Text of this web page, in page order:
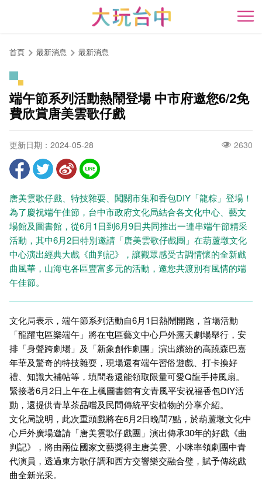
開
首頁 最新消息 最新消息
端午節系列活​動熱鬧登場 中市府邀您6/2免
費欣賞唐美雲歌仔戲
更新日期：2024-05-28 2630
唐美雲歌仔戲、特技雜耍、闖關市集和香包DIY「龍粽」登場！
為了慶祝端午佳節，台中市政府文化局結合各文化中心、藝文
場館及圖書館，從6月1日到6月9日共同推出一連串端午節精采
活動，其中6月2日特別邀請「唐美雲歌仔戲團」在葫蘆墩文化
中心演出經典大戲《曲判記》，讓觀眾感受古調情懷的全新戲
曲風華，山海屯各區豐富多元的活動，邀您共渡別有風情的端
午佳節。
文化局表示，端午節系列活動自6月1日熱鬧開跑，首場活動
「龍躍屯區樂端午」將在屯區藝文中心戶外露天劇場舉行，安
排「身聲跨劇場」及「新象創作劇團」演出繽紛的高蹺森巴嘉
年華及驚奇的特技雜耍，現場還有端午習俗遊戲、打卡換好
禮、知識大補帖等，填問卷還能領取限量可愛Q龍手持風扇。
緊接著6月2日上午在上楓圖書館有文青風平安祝福香包DIY活
動，還提供青草茶品嚐及民間傳統平安植物的分享介紹。
文化局說明，此次重頭戲將在6月2日晚間7點，於葫蘆墩文化中
心戶外廣場邀請「唐美雲歌仔戲團」演出傳承30年的好戲《曲
判記》，將由兩位國家文藝獎得主唐美雲、小咪率領劇團中青
代演員，透過東方歌仔調和西方交響樂交融合璧，賦予傳統戲
曲全新光采。